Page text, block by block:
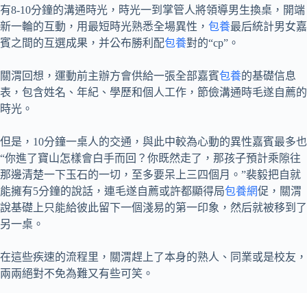
有8-10分鐘的溝通時光，時光一到掌管人將領導男生換桌，開端
新一輪的互動，用最短時光熟悉全場異性， 包養最后統計男女嘉
賓之間的互選成果，并公布勝利配包養對的“cp”。
關渭回想，運動前主辦方會供給一張全部嘉賓包養的基礎信息
表，包含姓名、年紀、學歷和個人工作，節儉溝通時毛遂自薦的
時光。
但是，10分鐘一桌人的交通，與此中較為心動的異性嘉賓最多也
“你進了寶山怎樣會白手而回？你既然走了，那孩子預計乘隙往
那邊清楚一下玉石的一切，至多要呆上三四個月。”裴毅把自就
能擁有5分鐘的說話，連毛遂自薦或許都顯得局包養網促，關渭
說基礎上只能給彼此留下一個淺易的第一印象，然后就被移到了
另一桌。
在這些疾速的流程里，關渭趕上了本身的熟人、同業或是校友，
兩兩絕對不免為難又有些可笑。